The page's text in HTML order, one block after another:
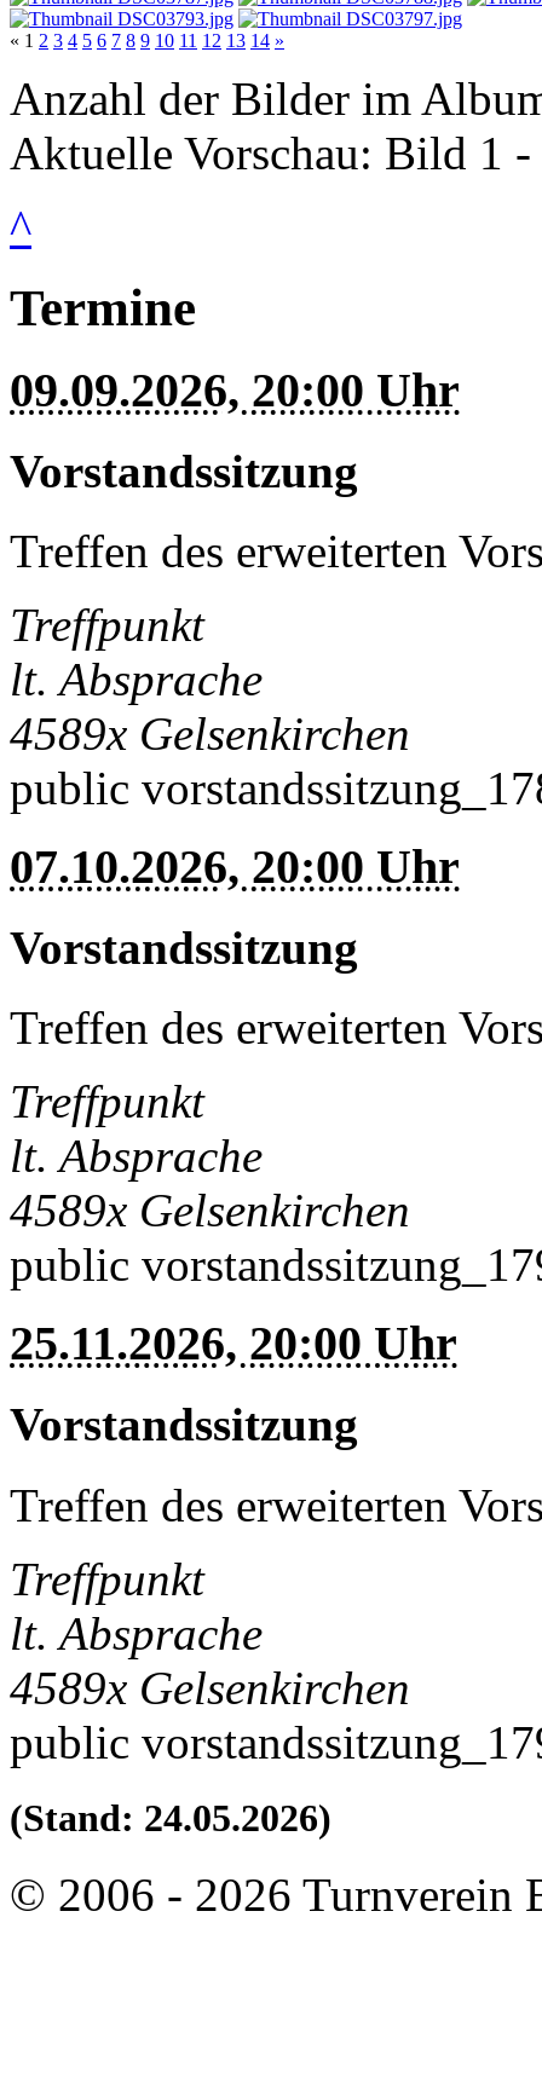
« 1 2 3 4 5 6 7 8 9 10 11 12 13 14 »
Anzahl der Bilder im
Aktuelle Vorschau: Bild 1 -
^
Termine
09.09.2026, 20:00 Uhr
Vorstandssitzung
Treffen des erweiterten
Treffpunkt
lt. Absprache
4589x Gelsenkirchen
public
07.10.2026, 20:00 Uhr
Vorstandssitzung
Treffen des erweiterten
Treffpunkt
lt. Absprache
4589x Gelsenkirchen
public
25.11.2026, 20:00 Uhr
Vorstandssitzung
Treffen des erweiterten
Treffpunkt
lt. Absprache
4589x Gelsenkirchen
public
(Stand: 24.05.2026)
© 2006 - 2026 Turnverein